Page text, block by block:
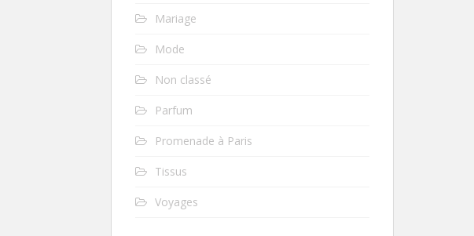
Mariage
Mode
Non classé
Parfum
Promenade à Paris
Tissus
Voyages